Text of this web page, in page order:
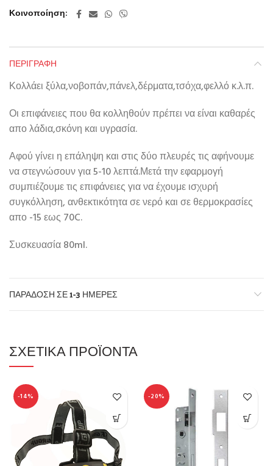
Κοινοποίηση
ΠΕΡΙΓΡΑΦΉ
Κολλάει ξύλα,νοβοπάν,πάνελ,δέρματα,τσόχα,φελλό κ.λ.π.
Οι επιφάνειες που θα κολληθούν πρέπει να είναι καθαρές
απο λάδια,σκόνη και υγρασία.
Αφού γίνει η επάληψη και στις δύο πλευρές τις αφήνουμε
να στεγνώσουν για 5-10 λεπτά.Μετά την εφαρμογή
συμπιέζουμε τις επιφάνειες για να έχουμε ισχυρή
συγκόλληση, ανθεκτικότητα σε νερό και σε θερμοκρασίες
απο -15 εως 70C.
Συσκευασία 80ml.
ΠΑΡΆΔΟΣΗ ΣΕ 1-3 ΗΜΈΡΕΣ
ΣΧΕΤΙΚΆ ΠΡΟΪΌΝΤΑ
-14% -20%